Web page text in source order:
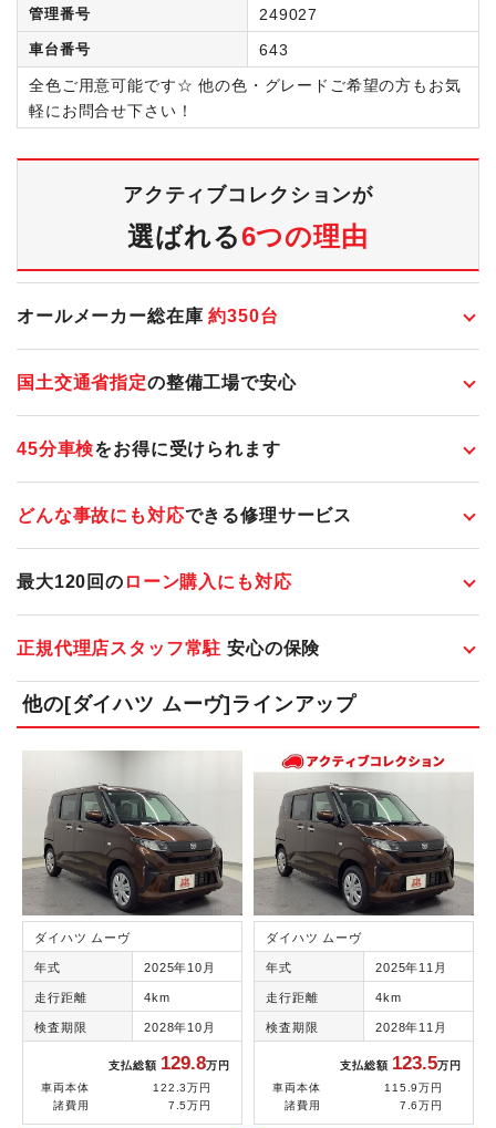
管理番号 249027
車台番号
643
全色ご用意可能です☆ 他の色・グレードご希望の方もお気
軽にお問合せ下さい！
アクティブコレクションが
選ばれる6つの理由
オールメーカー総在庫約350台
国土交通省指定の整備工場で安心
45分車検をお得に受けられます
どんな事故にも対応できる修理サービス
最大120回の ローン購入にも対応
正規代理店スタッフ常駐 安心の保険
他の[ダイハツ ムーヴ]ラインアップ
ダイハツ ムーヴ
年式 2025年10月
走行距離 4km
検査期限 2028年10月
支払総額 129.8万円
車両本体
122.3万円
諸費用
7.5万円
ダイハツ ムーヴ
年式 2025年11月
走行距離 4km
検査期限 2028年11月
支払総額 123.5万円
車両本体
115.9万円
諸費用
7.6万円